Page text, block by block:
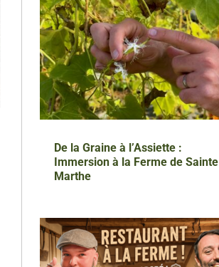
De la Graine à l’Assiette :
Immersion à la Ferme de Sainte
Marthe